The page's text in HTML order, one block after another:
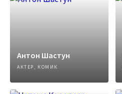
Антон Шастун
АКТЕР, КОМИК